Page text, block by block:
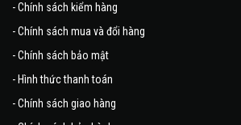
-Chính sách kiểm hàng
-Chính sách mua và đổi hàng
-Chính sách bảo mật
- Hình thức thanh toán
-Chính sách giao hàng